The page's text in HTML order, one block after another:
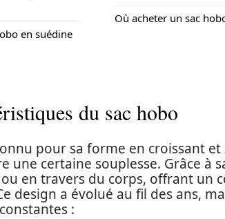
en suédine
Où acheter un sac
du sac hobo
pour sa forme en croissant et
une certaine souplesse. Grâce à
ou en travers du corps, offrant un
design a évolué au fil des ans,
: